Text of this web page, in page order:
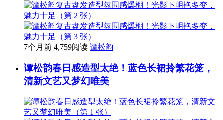
7个月前 4,759阅读 谭松韵
谭松韵春日感造型太绝！蓝色长裙拎繁花笼，
清新文艺又梦幻唯美